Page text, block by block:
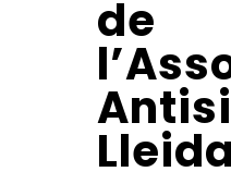
de
Lleida